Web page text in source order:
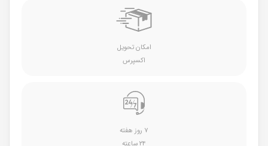
امکان تحویل
اکسپرس
۷ روز هفته
۲۴ ساعته